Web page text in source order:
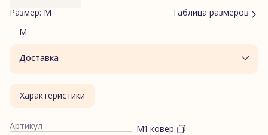
Размер: M
Таблица размеров
M
Доставка
Характеристики
Артикул
М1 ковер